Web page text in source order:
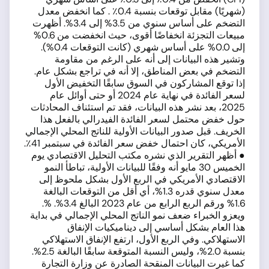
(شهريًا) مقابل توقعات بنسبة 0.4٪ . كما انخفض معدل
التضخم على أساس سنوي من 3.5% إلى 3.4%. أظهرت
مبيعات التجزئة انخفاضًا أقوى، حيث انخفضت من 0.6%
إلى 0.0% على أساس شهري (كانت التوقعات 0.4%).
وتشير هذه البيانات إلى أنه على الرغم من مقاومة
التضخم في بعض المناطق، إلا أنه في تراجع بشكل عام.
إذا توقع المشاركون في السوق سابقًا التخفيض الأول
لسعر الفائدة في نهاية عام 2024 أو حتى أوائل عام
2025، بعد نشر هذه البيانات، فقد تم استئناف المحادثات
حول خفض محتمل لسعر الفائدة الفيدرالي بالفعل هذا
الخريف. قبل صدور البيانات الأولية للناتج المحلي الإجمالي
الأمريكي، كان احتمال خفض سعر الفائدة في سبتمبر 41٪.
● أظهر التقرير الذي نشره مكتب التحليل الاقتصادي يوم
الخميس 30 مايو أنه وفقًا للبيانات الأولية، تباطأ النمو
الاقتصادي الأمريكي في الربع الأول بشكل ملحوظ إلى
معدل سنوي قدره 1.3%، أي أقل من التوقعات البالغة
1.6% ورقم الربع الرابع من عام 2023 البالغ 3.4%. %.
ويعزو الخبراء ضعف نمو الناتج المحلي الإجمالي في بداية
هذا العام بشكل أساسي إلى ديناميكيات الإنفاق
الاستهلاكي. وفي الربع الأول، ارتفع الإنفاق الاستهلاكي
بنسبة 2.0%، وليس النسبة المتوقعة سابقًا البالغة 2.5%.
كما غيرت البيانات المنقحة الصادرة عن وزارة التجارة